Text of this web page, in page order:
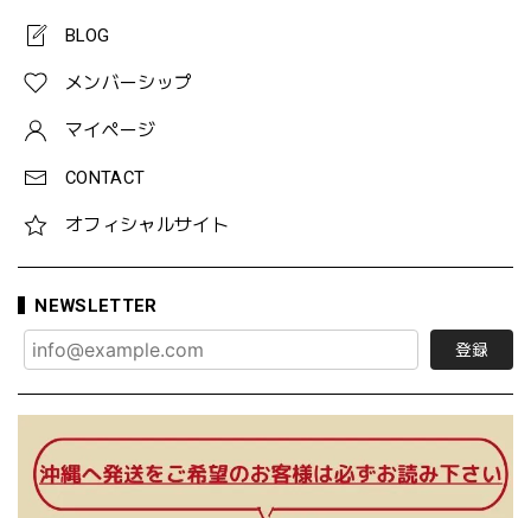
BLOG
メンバーシップ
マイページ
CONTACT
オフィシャルサイト
NEWSLETTER
登録